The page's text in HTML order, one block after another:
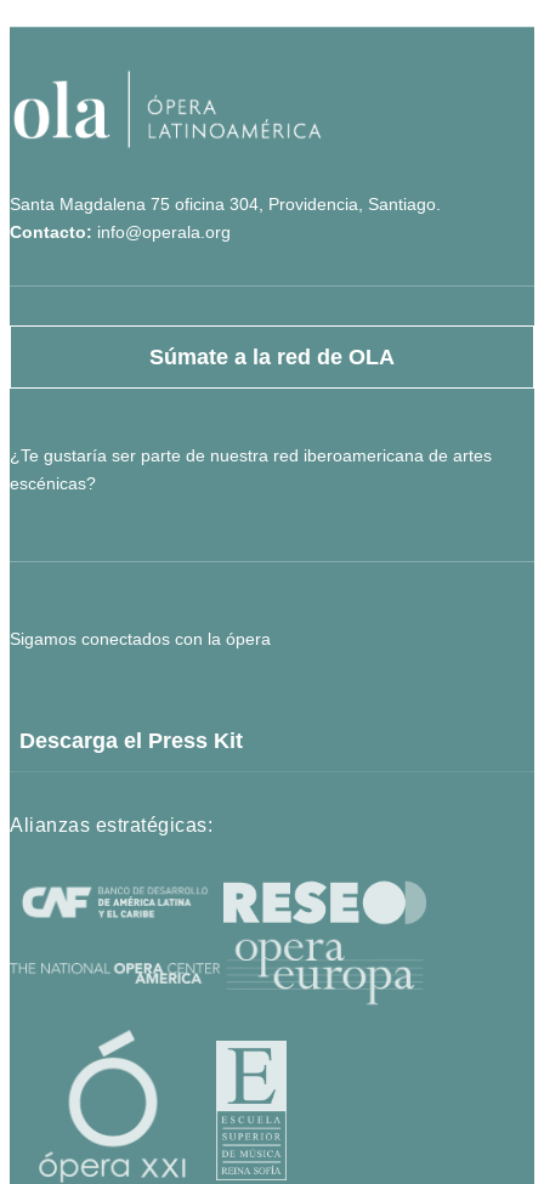
Santa Magdalena 75 oficina 304, Providencia, Santiago.
Contacto: info@operala.org
Súmate a la red de OLA
¿Te gustaría ser parte de nuestra red iberoamericana de artes
escénicas?
Sigamos conectados con la ópera
Descarga el Press Kit
Alianzas estratégicas: